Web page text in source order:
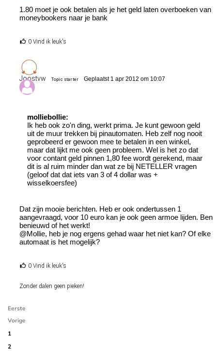
1.80 moet je ook betalen als je het geld laten overboeken van
moneybookers naar je bank
0 Vind ik leuk's
Joostvw Topic starter Geplaatst 1 apr 2012 om 10:07
molliebollie:
Ik heb ook zo'n ding, werkt prima. Je kunt gewoon geld
uit de muur trekken bij pinautomaten. Heb zelf nog nooit
geprobeerd er gewoon mee te betalen in een winkel,
maar dat lijkt me ook geen probleem. Wel is het zo dat
voor contant geld pinnen 1,80 fee wordt gerekend, maar
dit is al ruim minder dan wat ze bij NETELLER vragen
(geloof dat dat iets van 3 of 4 dollar was +
wisselkoersfee)
Dat zijn mooie berichten. Heb er ook ondertussen 1
aangevraagd, voor 10 euro kan je ook geen armoe lijden. Ben
benieuwd of het werkt!
@Mollie, heb je nog ergens gehad waar het niet kan? Of elke
automaat is het mogelijk?
0 Vind ik leuk's
Zonder dalen geen pieken!
Eerste
Vorige
1
2